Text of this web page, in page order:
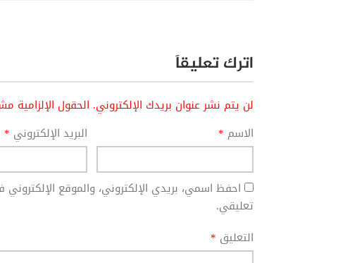
اترك تعليقاً
لن يتم نشر عنوان بريدك الإلكتروني. الحقول الإلزامية
الاسم * البريد الإلكتروني *
احفظ اسمي، بريدي الإلكتروني، والموقع
تعليقي.
التعليق *